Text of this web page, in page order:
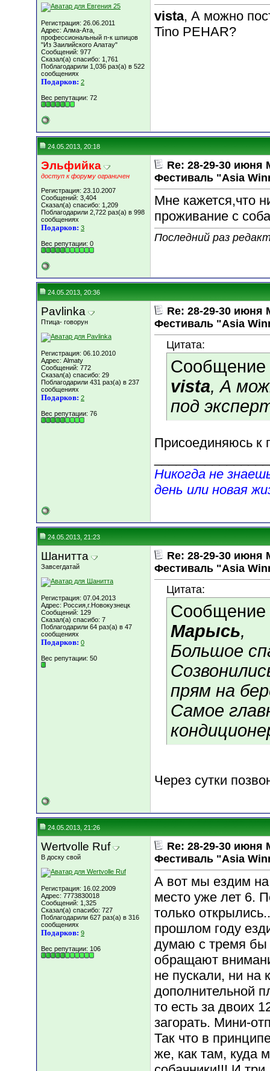
Регистрация: 26.06.2011
Адрес: Алма-Ата,
профессиональный п-к шпицов
"Из Заилийского Алатау"
Сообщений: 977
Сказал(а) спасибо: 1,761
Поблагодарили 1,036 раз(а) в 522
сообщениях
Подарков: 2
Вес репутации: 72
vista, А можно
Tino PEHAR?
24.05.2013, 20:18
Эльфийка
доступ к форуму ограничен
Регистрация: 23.10.2007
Сообщений: 3,404
Сказал(а) спасибо: 1,209
Поблагодарили 2,722 раз(а) в 998
сообщениях
Подарков: 3
Вес репутации: 0
Re: 28-29-30 июня
Фестиваль "Asia
Мне кажется,что
проживание с
Последний раз
24.05.2013, 20:36
Pavlinka
Птица- говорун
Регистрация: 06.10.2010
Адрес: Almaty
Сообщений: 772
Сказал(а) спасибо: 29
Поблагодарили 431 раз(а) в 237
сообщениях
Подарков: 2
Вес репутации: 76
Re: 28-29-30 июня
Фестиваль "Asia
Цитата:
Сообщение
vista, А
под
Присоединяюсь к
Никогда не
день или новая
24.05.2013, 21:23
Шанитта
Завсегдатай
Регистрация: 07.04.2013
Адрес: Россия,г.Новокузнецк
Сообщений: 129
Сказал(а) спасибо: 7
Поблагодарили 64 раз(а) в 47
сообщениях
Подарков: 0
Вес репутации: 50
Re: 28-29-30 июня
Фестиваль "Asia
Цитата:
Сообщение
Марысь,
Большое
прям на
Самое
Через сутки
24.05.2013, 21:26
Wertvolle Ruf
В доску свой
Регистрация: 16.02.2009
Адрес: 7773830018
Сообщений: 1,325
Сказал(а) спасибо: 727
Поблагодарили 627 раз(а) в 316
сообщениях
Подарков: 9
Вес репутации: 106
Re: 28-29-30 июня
Фестиваль "Asia
А вот мы ездим на
место уже лет 6.
только
прошлом году
думаю с тремя бы
обращают
не пускали, ни на
дополнительной
то есть за двоих
загорать. Мини-
Так что в
же, как там, куда